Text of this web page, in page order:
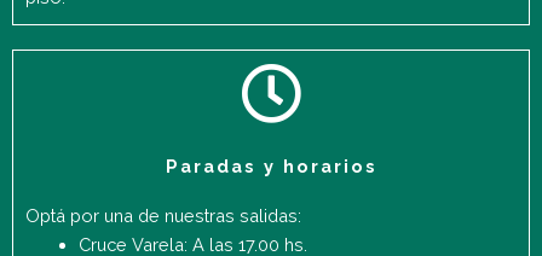
Paradas y horarios
Optá por una de nuestras salidas:
Cruce Varela: A las 17.00 hs.